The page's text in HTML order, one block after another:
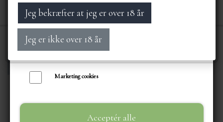
FORSIDE
SORTIMENT
Forside DRIKKEVARER ØL, VIN,
Nødvendige cookies
Funktionelle cookies
Statistik cookies
Marketing cookies
Acceptér alle
Jeg bekræfter at jeg er over 18 år
Jeg er ikke over 18 år